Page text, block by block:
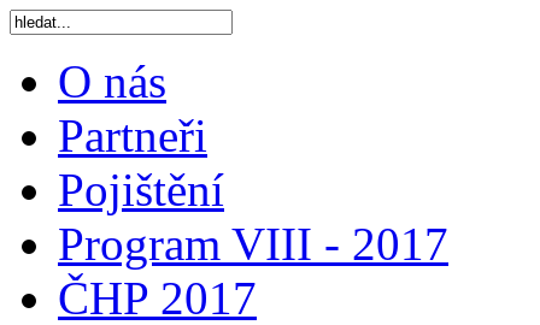
O nás
Partneři
Pojištění
Program VIII - 2017
ČHP 2017